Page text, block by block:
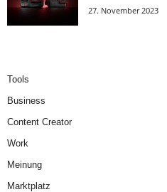
27. November 2023
Tools
Business
Content Creator
Work
Meinung
Marktplatz